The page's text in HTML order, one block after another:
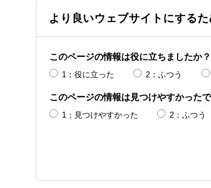
より良いウェブサイトにする
このページの情報は役に立ちましたか？
1：役に立った 2：ふつう
このページの情報は見つけやすかった
1：見つけやすかった 2：ふつう